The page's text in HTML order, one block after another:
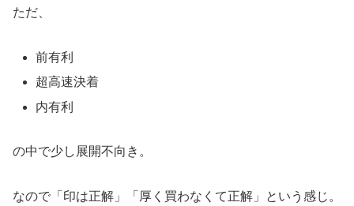
ただ、
前有利
超高速決着
内有利
の中で少し展開不向き。
なので「印は正解」「厚く買わなくて正解」という感じ。